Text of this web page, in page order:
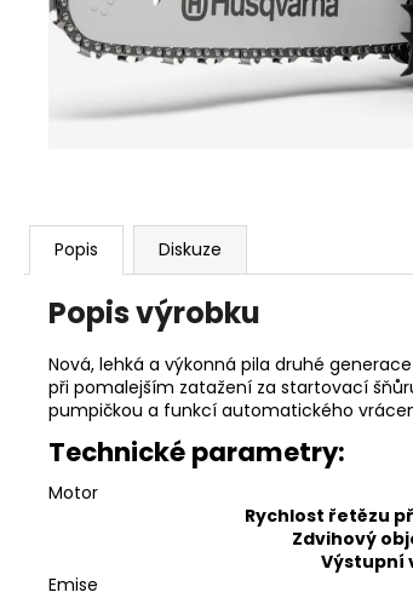
Popis Diskuze
Popis výrobku
Nová, lehká a výkonná pila druhé
při pomalejším zatažení za startovací
pumpičkou a funkcí automatického
Technické parametry:
Motor
Rychlost řetězu
Zdvihový
Výstupní
Emise
5132002593
235 Kč